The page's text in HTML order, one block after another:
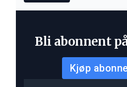
Bli abonnent
Kjøp